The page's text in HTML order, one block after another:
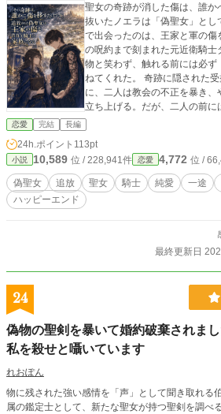
聖女の奇跡が消した傷は、誰
抜いたノエラは「偽聖女」と
で出会ったのは、王家と軍の傷
の呪約まで刻まれた元近衛騎
物と笑わず、触れる前には必
ねてくれた。 奇跡に隠された
に、二人は教会の不正を暴き
立ち上げる。だが、二人の前
犠牲にしてよい」と信じる者
された偽聖女と傷ついた騎士が
き、恋人、夫婦、そして家族に
タジー。 全50話・完結／ハッピーエンド。
誰かに傷を移すだけです」追
押しつけられた騎士を救う」の
同内容です。短編お読みの方は
恋愛 完結 長編
24h.ポイント 113pt
小説 10,589 位 / 228,941件 恋愛 4,772 位 /
偽聖女 追放 聖女 騎士 純愛 一途
ハッピーエンド
最終更新日
24
偽物の聖剣を暴いて婚約破棄されま
私を殺せと囁いています
れおぽん
物に残された強い感情を「声」として聞き取れる
属の鑑定士として、新たな聖女が持つ聖剣を調べることに